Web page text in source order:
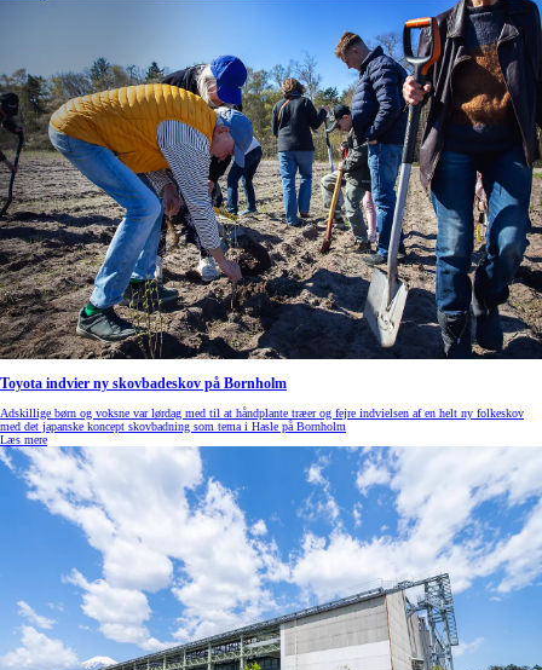
Toyota indvier ny skovbadeskov på Bornholm
Adskillige børn og voksne var lørdag med til at håndplante træer og fejre indvielsen af en helt ny folkeskov
med det japanske koncept skovbadning som tema i Hasle på Bornholm
Læs mere